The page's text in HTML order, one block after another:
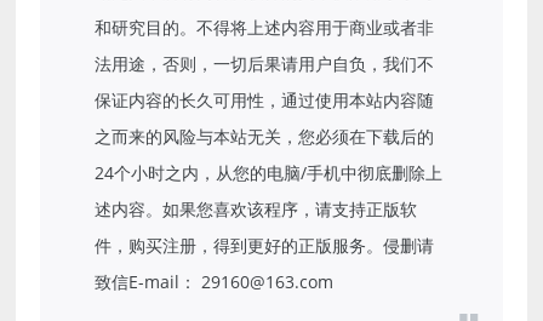
和研究目的。不得将上述内容用于商业或者非
法用途，否则，一切后果请用户自负，我们不
保证内容的长久可用性，通过使用本站内容随
之而来的风险与本站无关，您必须在下载后的
24个小时之内，从您的电脑/手机中彻底删除上
述内容。如果您喜欢该程序，请支持正版软
件，购买注册，得到更好的正版服务。侵删请
致信E-mail： 29160@163.com